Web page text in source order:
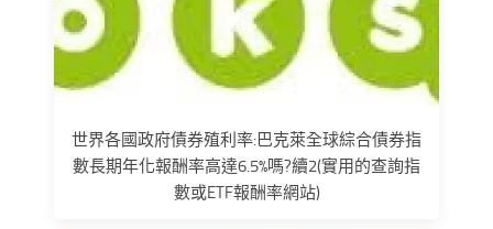
世界各國政府債券殖利率:巴克萊全球綜合債券指
數長期年化報酬率高達6.5%嗎?續2(實用的查詢指
數或ETF報酬率網站)